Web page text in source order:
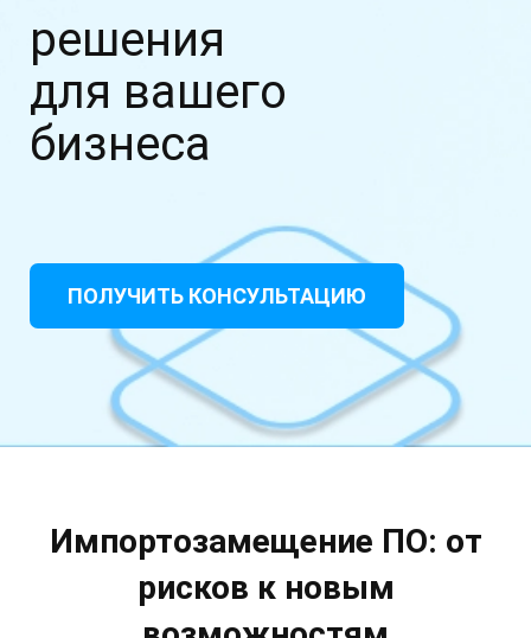
решения
для вашего
бизнеса
ПОЛУЧИТЬ КОНСУЛЬТАЦИЮ
Импортозамещение ПО: от
рисков к новым